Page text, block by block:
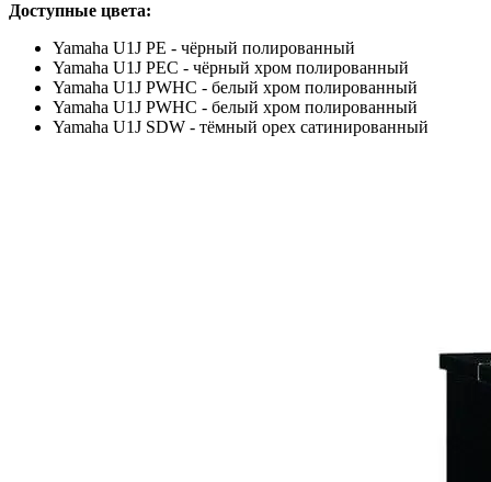
Доступные цвета:
Yamaha U1J PE - чёрный полированный
Yamaha U1J PEC - чёрный хром полированный
Yamaha U1J PWHC - белый хром полированный
Yamaha U1J PWHC - белый хром полированный
Yamaha U1J SDW - тёмный орех сатинированный